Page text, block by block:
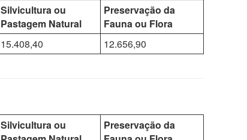
Silvicultura ou
Pastagem Natural
Preservação da
Fauna ou Flora
15.408,40 12.656,90
Silvicultura ou
Preservação da